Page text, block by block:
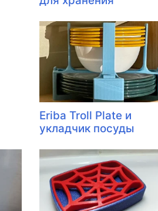
Eriba Troll Plate и
укладчик посуды